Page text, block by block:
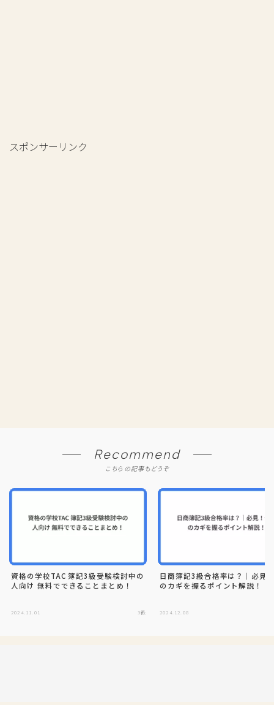
スポンサーリンク
Recommend
こちらの記事もどうぞ
資格の学校TAC 簿記3級受験検討中の
人向け 無料でできることまとめ！
2024.11.01 3級
日商簿記3級合格率は？｜必見
のカギを握るポイント解説！
2024.12.08